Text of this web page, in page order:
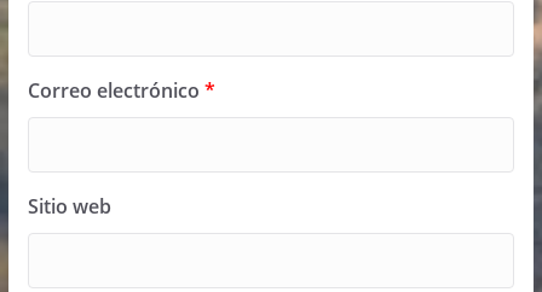
Correo electrónico *
Sitio web